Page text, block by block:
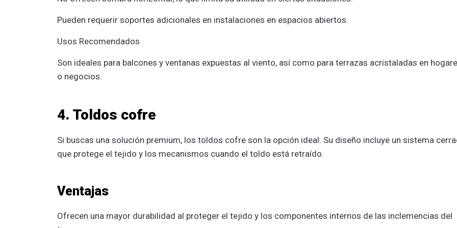
Pueden requerir soportes adicionales en instalaciones en espacios abiertos.
Usos Recomendados
Son ideales para balcones y ventanas expuestas al viento, así como para terrazas acristaladas en
o negocios.
4. Toldos cofre
Si buscas una solución premium, los toldos cofre son la opción ideal. Su diseño incluye un sistema
que protege el tejido y los mecanismos cuando el toldo está retraído.
Ventajas
Ofrecen una mayor durabilidad al proteger el tejido y los componentes internos de las inclemencias del